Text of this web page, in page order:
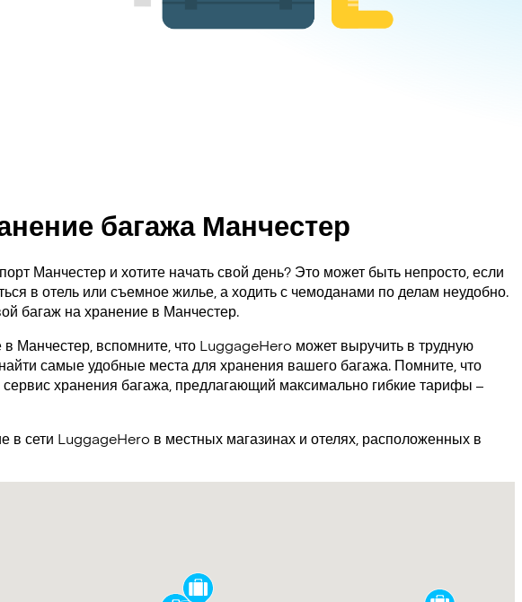
багажа Манчестер
Манчестер и хотите начать свой день? Это может быть непросто, если
в отель или съемное жилье, а ходить с чемоданами по делам неудобно.
багаж на хранение в Манчестер.
в Манчестер, вспомните, что LuggageHero может выручить в трудную
самые удобные места для хранения вашего багажа. Помните, что
хранения багажа, предлагающий максимально гибкие тарифы –
в сети LuggageHero в местных магазинах и отелях, расположенных в